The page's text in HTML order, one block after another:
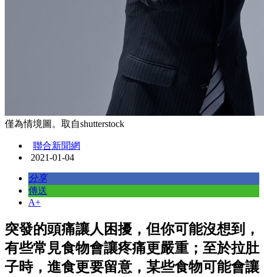
僅為情境圖。取自shutterstock
聯合新聞網
2021-01-04
分享
傳送
A+
突發的頭痛讓人困擾，但你可能沒想到，
有些常見食物會讓疼痛更嚴重；至於拉肚
子時，進食更要留意，某些食物可能會讓